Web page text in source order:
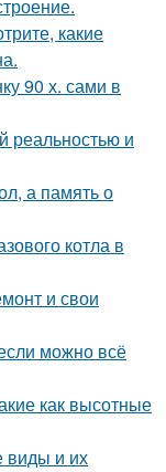
какие
90 х. сами в
реальностью и
а память о
котла в
и свои
можно всё
как высотные
виды и их